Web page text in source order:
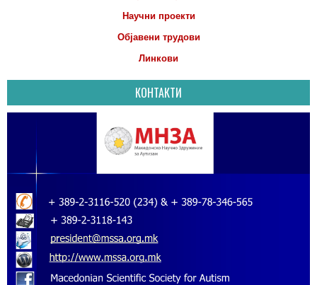
Научни проекти
Објавени трудови
Линкови
КОНТАКТИ